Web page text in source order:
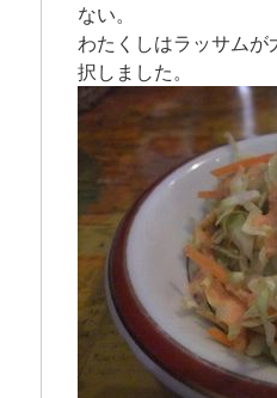
ない。
わたくしはラッサム
択しました。